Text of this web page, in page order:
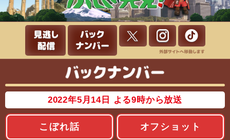
2022年5月14日 よる9時から放送
こぼれ話 オフショット